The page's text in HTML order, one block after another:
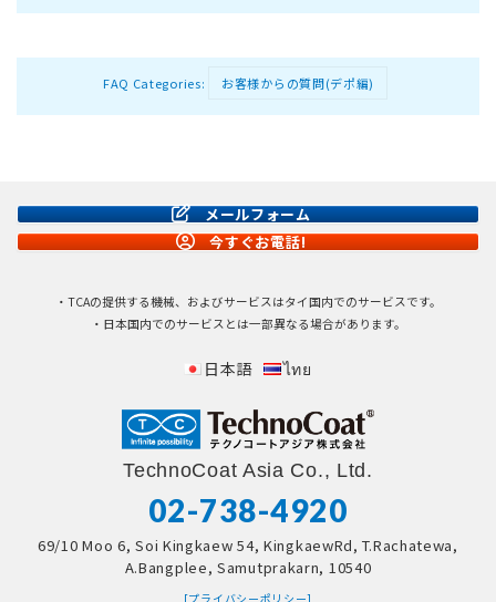
FAQ Categories: お客様からの質問(デポ編)
メールフォーム
今すぐお電話!
・TCAの提供する機械、およびサービスはタイ国内でのサービスです。
・日本国内でのサービスとは一部異なる場合があります。
日本語 ไทย
TechnoCoat Asia Co., Ltd.
02-738-4920
69/10 Moo 6, Soi Kingkaew 54, KingkaewRd, T.Rachatewa,
A.Bangplee, Samutprakarn, 10540
[プライバシーポリシー]